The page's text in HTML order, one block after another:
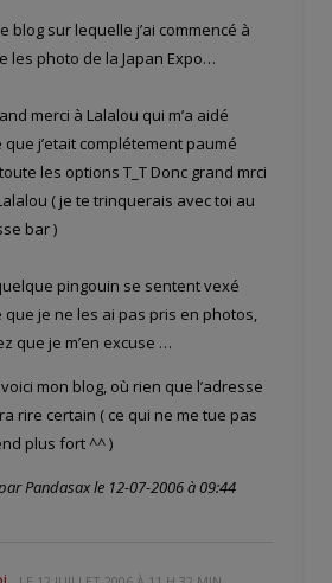
blog sur lequelle j’ai commencé à
les photo de la Japan Expo…
merci à Lalalou qui m’a aidé
que j’etait complétement paumé
les options T_T Donc grand mrci
( je te trinquerais avec toi au
bar )
pingouin se sentent vexé
que je ne les ai pas pris en photos,
que je m’en excuse …
mon blog, où rien que l’adresse
rire certain ( ce qui ne me tue pas
plus fort ^^ )
Pandasax le 12-07-2006 à 09:44